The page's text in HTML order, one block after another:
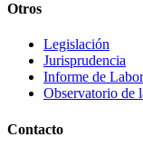
Otros
Legislación
Jurisprudencia
Informe de
Observatorio de
Contacto